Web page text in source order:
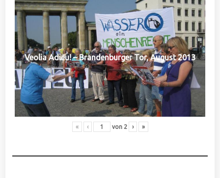
Veolia Adieu! – Brandenburger Tor, August 2013
« ‹ von 2 › »